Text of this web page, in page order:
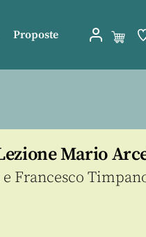
Proposte
Mario
e Francesco